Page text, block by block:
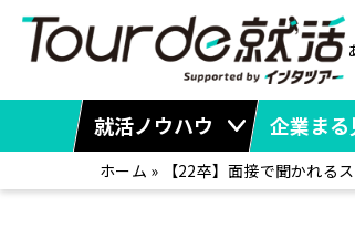
就活ノウハウ 企業ま
ホーム » 【22卒】面接で聞かれる